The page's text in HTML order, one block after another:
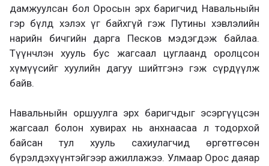
дамжуулсан бол Оросын эрх баригчид Навальныйн
гэр бүлд хэлэх үг байхгүй гэж Путины хэвлэлийн
нарийн бичгийн дарга Песков мэдэгдэж байлаа.
Түүнчлэн хууль бус жагсаал цуглаанд оролцсон
хүмүүсийг хуулийн дагуу шийтгэнэ гэж сүрдүүлж
байв.
Навальныйн оршуулга эрх баригчдыг эсэргүүцсэн
жагсаал болон хувирах нь анхнаасаа л тодорхой
байсан тул хууль сахиулагчид өргөтгөсөн
бүрэлдэхүүнтэйгээр ажиллажээ. Улмаар Орос даяар